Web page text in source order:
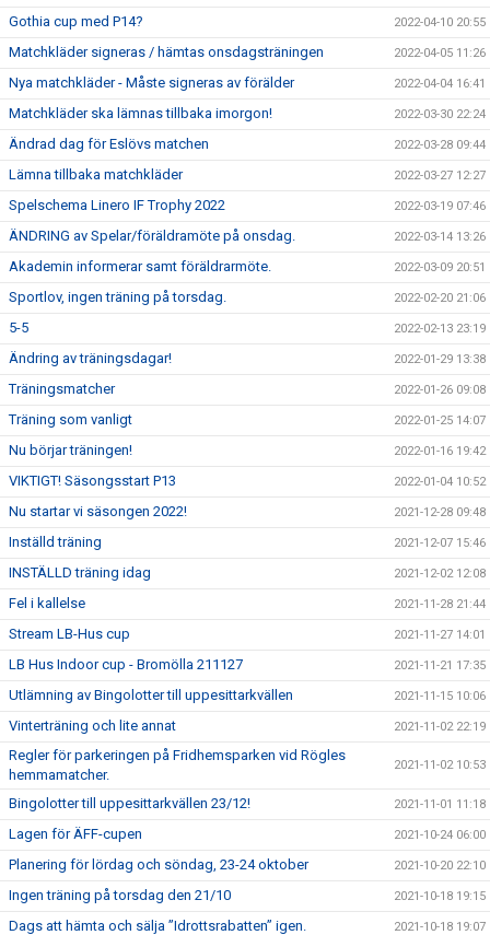
Gothia cup med P14? 2022-04-10 20:55
Matchkläder signeras / hämtas onsdagsträningen 2022-04-05 11:26
Nya matchkläder - Måste signeras av förälder 2022-04-04 16:41
Matchkläder ska lämnas tillbaka imorgon! 2022-03-30 22:24
Ändrad dag för Eslövs matchen 2022-03-28 09:44
Lämna tillbaka matchkläder 2022-03-27 12:27
Spelschema Linero IF Trophy 2022 2022-03-19 07:46
ÄNDRING av Spelar/föräldramöte på onsdag. 2022-03-14 13:26
Akademin informerar samt föräldrarmöte. 2022-03-09 20:51
Sportlov, ingen träning på torsdag. 2022-02-20 21:06
5-5 2022-02-13 23:19
Ändring av träningsdagar! 2022-01-29 13:38
Träningsmatcher 2022-01-26 09:08
Träning som vanligt 2022-01-25 14:07
Nu börjar träningen! 2022-01-16 19:42
VIKTIGT! Säsongsstart P13 2022-01-04 10:52
Nu startar vi säsongen 2022! 2021-12-28 09:48
Inställd träning 2021-12-07 15:46
INSTÄLLD träning idag 2021-12-02 12:08
Fel i kallelse 2021-11-28 21:44
Stream LB-Hus cup 2021-11-27 14:01
LB Hus Indoor cup - Bromölla 211127 2021-11-21 17:35
Utlämning av Bingolotter till uppesittarkvällen 2021-11-15 10:06
Vinterträning och lite annat 2021-11-02 22:19
Regler för parkeringen på Fridhemsparken vid Rögles
hemmamatcher.
2021-11-02 10:53
Bingolotter till uppesittarkvällen 23/12! 2021-11-01 11:18
Lagen för ÄFF-cupen 2021-10-24 06:00
Planering för lördag och söndag, 23-24 oktober 2021-10-20 22:10
Ingen träning på torsdag den 21/10 2021-10-18 19:15
Dags att hämta och sälja ”Idrottsrabatten” igen. 2021-10-18 19:07